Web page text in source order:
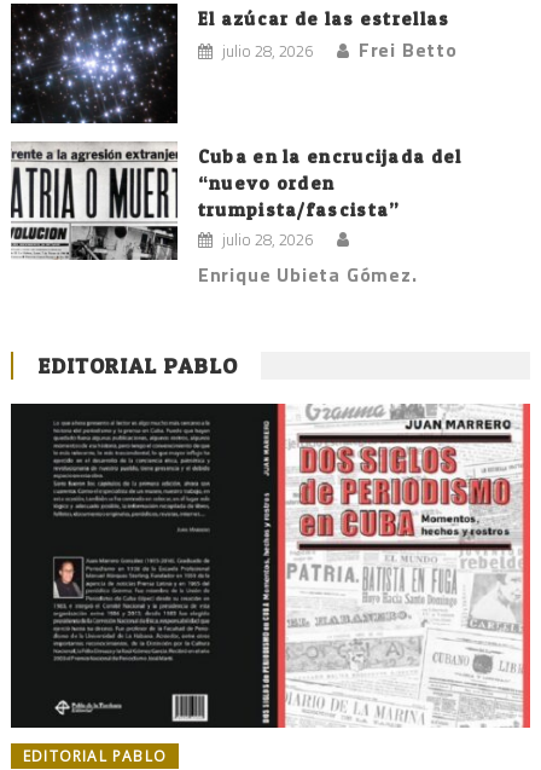
El azúcar de las estrellas
julio 28, 2026 Frei Betto
Cuba en la encrucijada del
“nuevo orden
trumpista/fascista”
julio 28, 2026
Enrique Ubieta Gómez.
EDITORIAL PABLO
EDITORIAL PABLO